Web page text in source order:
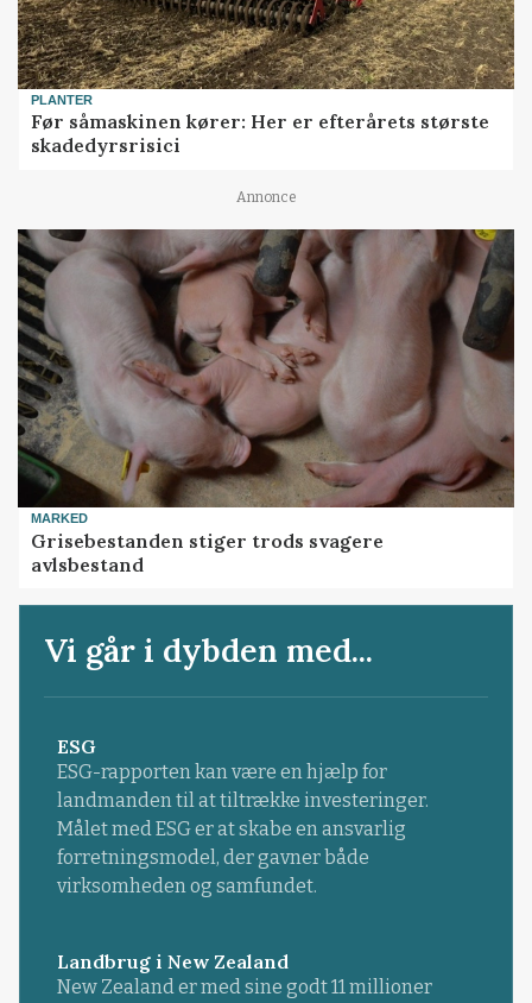
PLANTER
Før såmaskinen kører: Her er efterårets største
skadedyrsrisici
Annonce
MARKED
Grisebestanden stiger trods svagere
avlsbestand
Vi går i dybden med...
ESG
ESG-rapporten kan være en hjælp for
landmanden til at tiltrække investeringer.
Målet med ESG er at skabe en ansvarlig
forretningsmodel, der gavner både
virksomheden og samfundet.
Landbrug i New Zealand
New Zealand er med sine godt 11 millioner